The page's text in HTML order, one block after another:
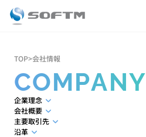
会社情報
事業内容
TOP>会社情報
COMPANY
企業理念
会社概要
主要取引先
沿革